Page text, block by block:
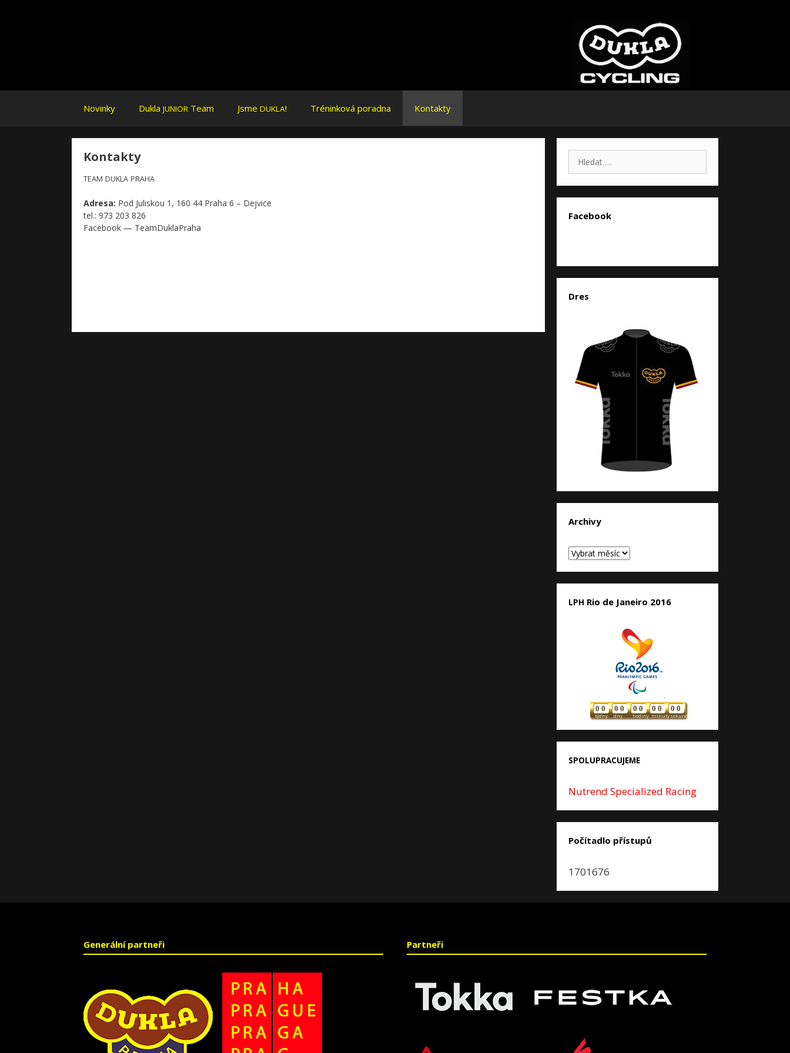
Novinky Dukla JUNIOR Team Jsme DUKLA! Tréninková poradna Kontakty
Kontakty
TEAM DUKLA PRAHA
Adresa: Pod Juliskou 1, 160 44 Praha 6 – Dejvice
tel.: 973 203 826
Face­book — TeamDuklaPraha
Hledat:
Facebook
Dres
Archivy
Archivy
LPH Rio de Janeiro 2016
týdny
0 0
dny
0 0
hodiny
0 0
minuty
0 0
sekundy
0 0
SPOLUPRACUJEME
Nutrend Spe­cial­ized Racing
Počítadlo přístupů
1701676
Generální partneři Partneři